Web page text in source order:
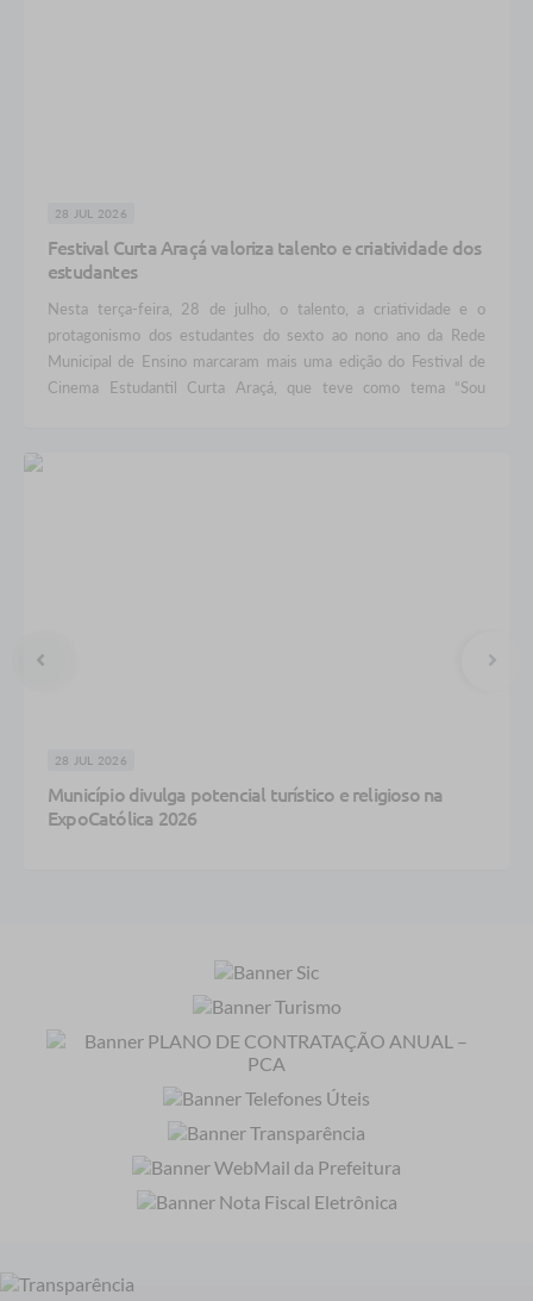
28 JUL 2026
Festival Curta Araçá valoriza talento e criatividade dos
estudantes
Nesta terça-feira, 28 de julho, o talento, a criatividade e o
protagonismo dos estudantes do sexto ao nono ano da Rede
Municipal de Ensino marcaram mais uma edição do Festival de
Cinema Estudantil Curta Araçá, que teve como tema “Sou
28 JUL 2026
Município divulga potencial turístico e religioso na
ExpoCatólica 2026